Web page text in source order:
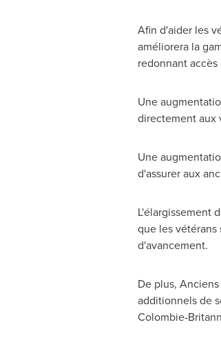
Afin d'aider les
améliorera la
redonnant
Une
directement aux
Une
d'assurer aux
L'élargissement
que les
d'avancement.
De plus,
additionnels de
Colombie-